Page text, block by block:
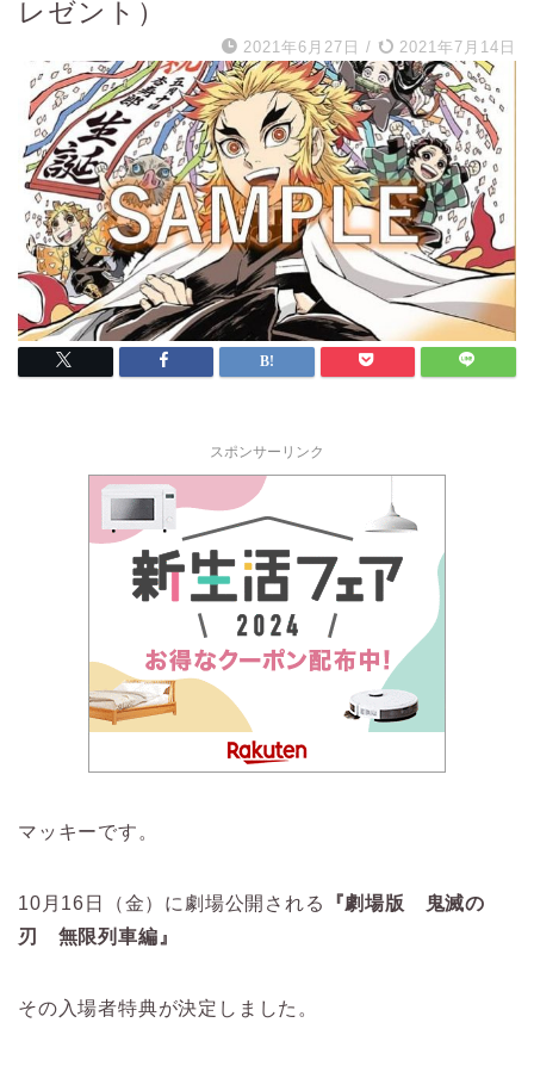
レゼント）
2021年6月27日 / 2021年7月14日
スポンサーリンク
マッキーです。
10月16日（金）に劇場公開される
『劇場版 鬼滅の
刃 無限列車編』
その入場者特典が決定しました。